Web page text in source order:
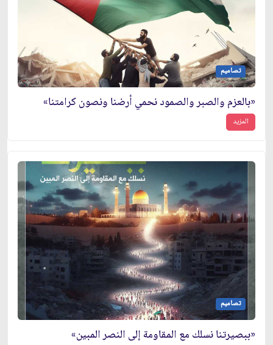
تصاميم
«بالعزم والصبر والصمود نحمي أرضنا ونصون كرامتنا»
المزيد
تصاميم
«ببصيرتنا نسلك مع المقاومة إلى النصر المبين»